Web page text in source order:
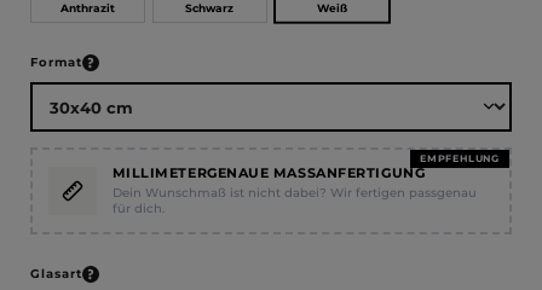
Anthrazit Schwarz Weiß
Formatauswählen
EMPFEHLUNG
MILLIMETERGENAUE MASSANFERTIGUNG
Dein Wunschmaß ist nicht dabei? Wir fertigen passgenau
für dich.
Glasartauswählen